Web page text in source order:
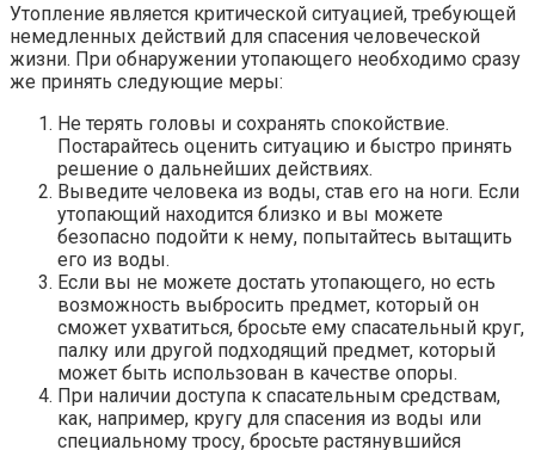
Утопление является критической ситуацией, требующей
немедленных действий для спасения человеческой
жизни. При обнаружении утопающего необходимо сразу
же принять следующие меры:
Не терять головы и сохранять спокойствие.
Постарайтесь оценить ситуацию и быстро принять
решение о дальнейших действиях.
Выведите человека из воды, став его на ноги. Если
утопающий находится близко и вы можете
безопасно подойти к нему, попытайтесь вытащить
его из воды.
Если вы не можете достать утопающего, но есть
возможность выбросить предмет, который он
сможет ухватиться, бросьте ему спасательный круг,
палку или другой подходящий предмет, который
может быть использован в качестве опоры.
При наличии доступа к спасательным средствам,
как, например, кругу для спасения из воды или
специальному тросу, бросьте растянувшийся